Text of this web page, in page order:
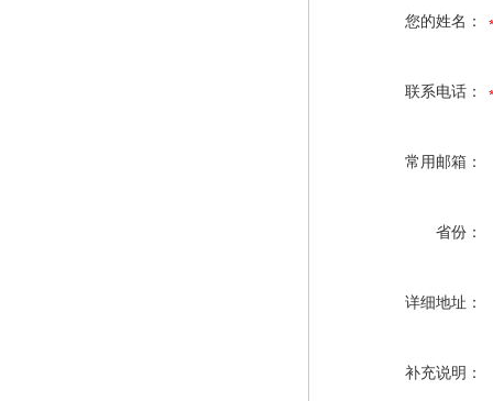
您的姓名：
联系电话：
常用邮箱：
省份：
详细地址：
补充说明：